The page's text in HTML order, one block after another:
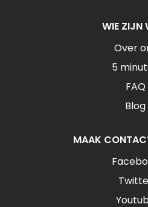
WIE ZIJN
Over
5
FAQ
Blog
MAAK